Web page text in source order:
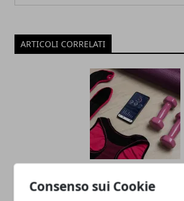
Consenso sui Cookie
ARTICOLI CORRELATI
Tech e benessere fisico:
soluzioni alternative per